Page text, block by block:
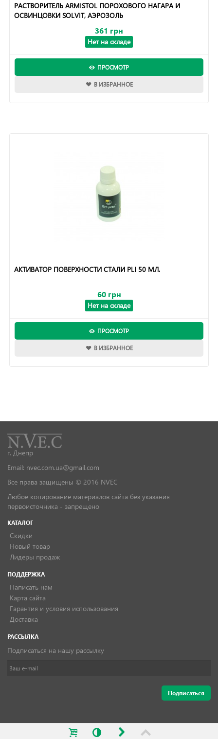
РАСТВОРИТЕЛЬ ARMISTOL ПОРОХОВОГО НАГАРА И
ОСВИНЦОВКИ SOLVIT, АЭРОЗОЛЬ
361 грн
Нет на складе
ПРОСМОТР
В ИЗБРАННОЕ
АКТИВАТОР ПОВЕРХНОСТИ СТАЛИ PLI 50 МЛ.
60 грн
Нет на складе
ПРОСМОТР
В ИЗБРАННОЕ
г. Днепр
Email: nvec.com.ua@gmail.com
Все права защищены © 2016 NVEC
Любое копирование материалов сайта без указания
первоисточника - запрещено
КАТАЛОГ
Скидки
Новый товар
Лидеры продаж
ПОДДЕРЖКА
Написать нам
Карта сайта
Гарантия и условия использования
Доставка
РАССЫЛКА
Подписаться на нашу рассылку